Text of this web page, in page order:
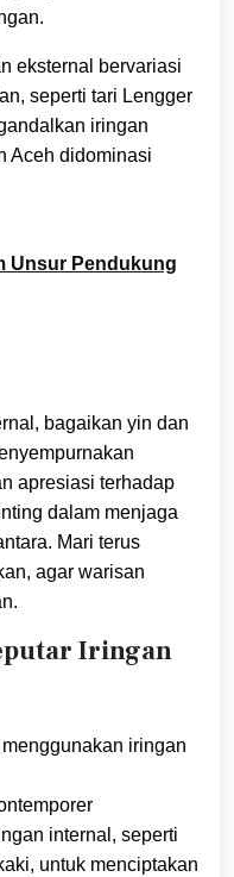
eksternal bervariasi
seperti tari Lengger
iringan
Aceh didominasi
Unsur Pendukung
bagaikan yin dan
apresiasi terhadap
dalam menjaga
Mari terus
agar warisan
Iringan
iringan
internal, seperti
untuk menciptakan